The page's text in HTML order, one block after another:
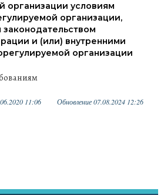
организации условиям
организации,
и (или) внутренними
организации
11:06 Обновление 07.08.2024 12:26